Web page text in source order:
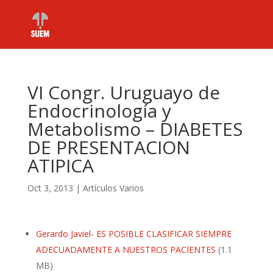
VI Congr. Uruguayo de
Endocrinología y
Metabolismo – DIABETES
DE PRESENTACION
ATIPICA
Oct 3, 2013 | Artículos Varios
Gerardo Javiel- ES POSIBLE CLASIFICAR SIEMPRE
ADECUADAMENTE A NUESTROS PACIENTES (1.1
MB)